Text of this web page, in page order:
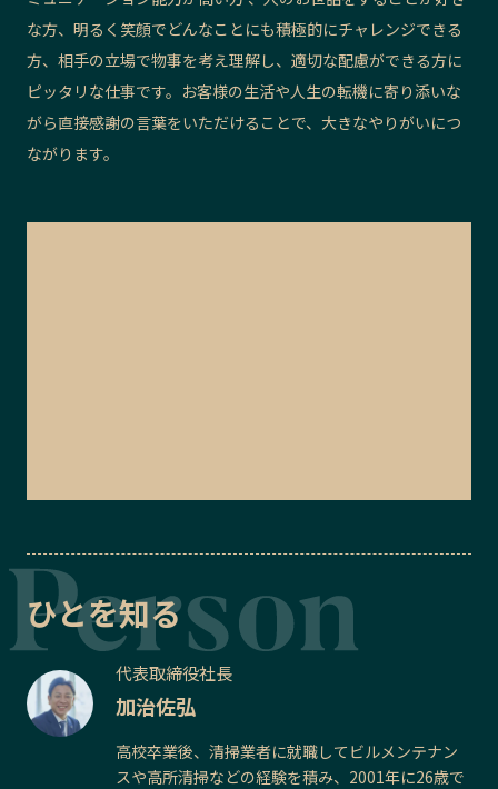
な方、明るく笑顔でどんなことにも積極的にチャレンジできる
方、相手の立場で物事を考え理解し、適切な配慮ができる方に
ピッタリな仕事です。お客様の生活や人生の転機に寄り添いな
がら直接感謝の言葉をいただけることで、大きなやりがいにつ
ながります。
ひとを知る
代表取締役社長
加治佐弘
高校卒業後、清掃業者に就職してビルメンテナン
スや高所清掃などの経験を積み、2001年に26歳で